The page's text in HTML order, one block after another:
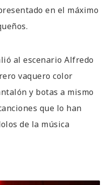
en el máximo
al escenario Alfredo
vaquero color
y botas a mismo
que lo han
de la música